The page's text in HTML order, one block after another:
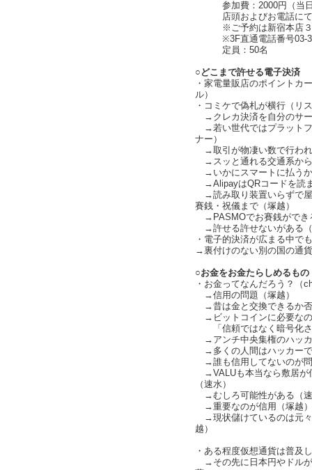
参加費：2000円（当日
店頭およびお電話にて
※ご予約は新宿本店３F
※3F直通電話番号03-
定員：50名
○どこまで許せる電子決済
・家電量販店のポイントカ
ル）
・コミケで偽札が横行（リ
→クレカ決済を自分のサー
→若い世代ではプラットフ
ナー）
→取引が物凄い数で行われ
→スッと通れる交通系か
→いかにスマートに払う
→AlipayはQRコードを読
→読み取り装置いらずで
賽銭・祝儀まで（塚越）
→PASMOでお賽銭ができ
→許せる許せないがある
・電子的決済が広まる中で
→裏付けのない別の国の通
○お金をお金たらしめるもの
・お金ってなんだろう？（
→信用の問題（塚越）
→昔は金と交換できるか
→ビットコインに必要な
「信頼ではなく暗号化さ
→アンチ中央集権のハッ
→多くの人間はハッカー
→誰も信用してないのが
→VALUも本当なら敷居が
（速水）
→むしろ可能性がある（
→重要なのが信用（塚越）
→現状儲けているのは元々
越）
・ある程度仮想通貨は普及
→その先に日本円やドルが